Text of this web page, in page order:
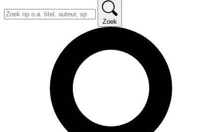
Zoek